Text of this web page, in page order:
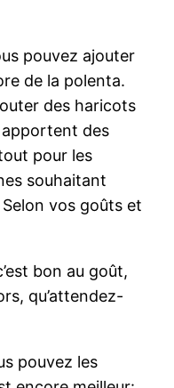
pouvez ajouter
de la polenta.
des haricots
des
pour les
souhaitant
vos goûts et
bon au goût,
qu’attendez-
pouvez les